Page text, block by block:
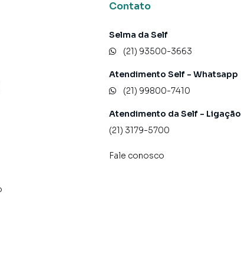
A ASSINATURA DO CONTRATO.
Contato
Selma da Self
(21) 93500-3663
Atendimento Self - Whatsapp
(21) 99800-7410
Atendimento da Self - Ligação
(21) 3179-5700
Fale conosco